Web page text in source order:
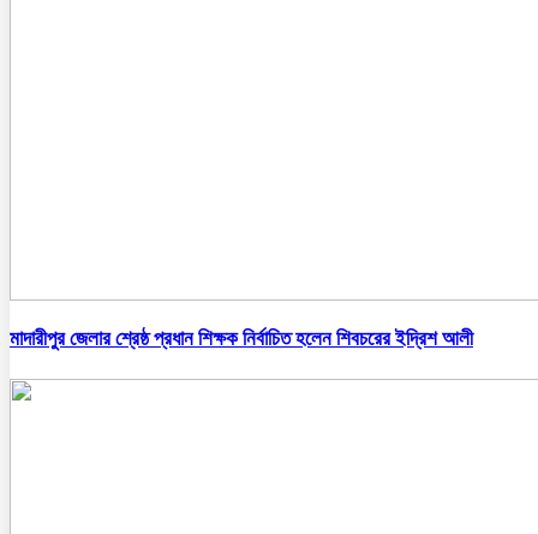
মাদারীপুর জেলার শ্রেষ্ঠ প্রধান শিক্ষক নির্বাচিত হলেন শিবচরের ইদ্রিশ আলী